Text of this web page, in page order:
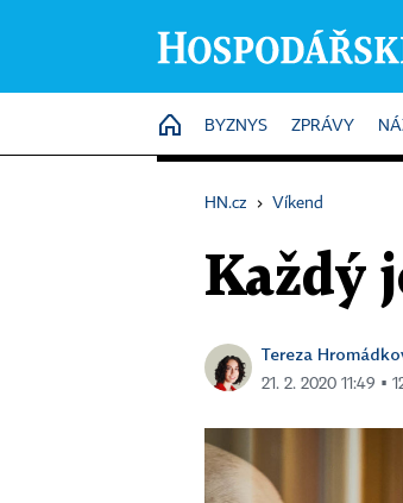
HOME
BYZNYS ZPRÁVY
HN.cz › Víkend
Každý
Tereza
21. 2. 2020 11:49 ▪